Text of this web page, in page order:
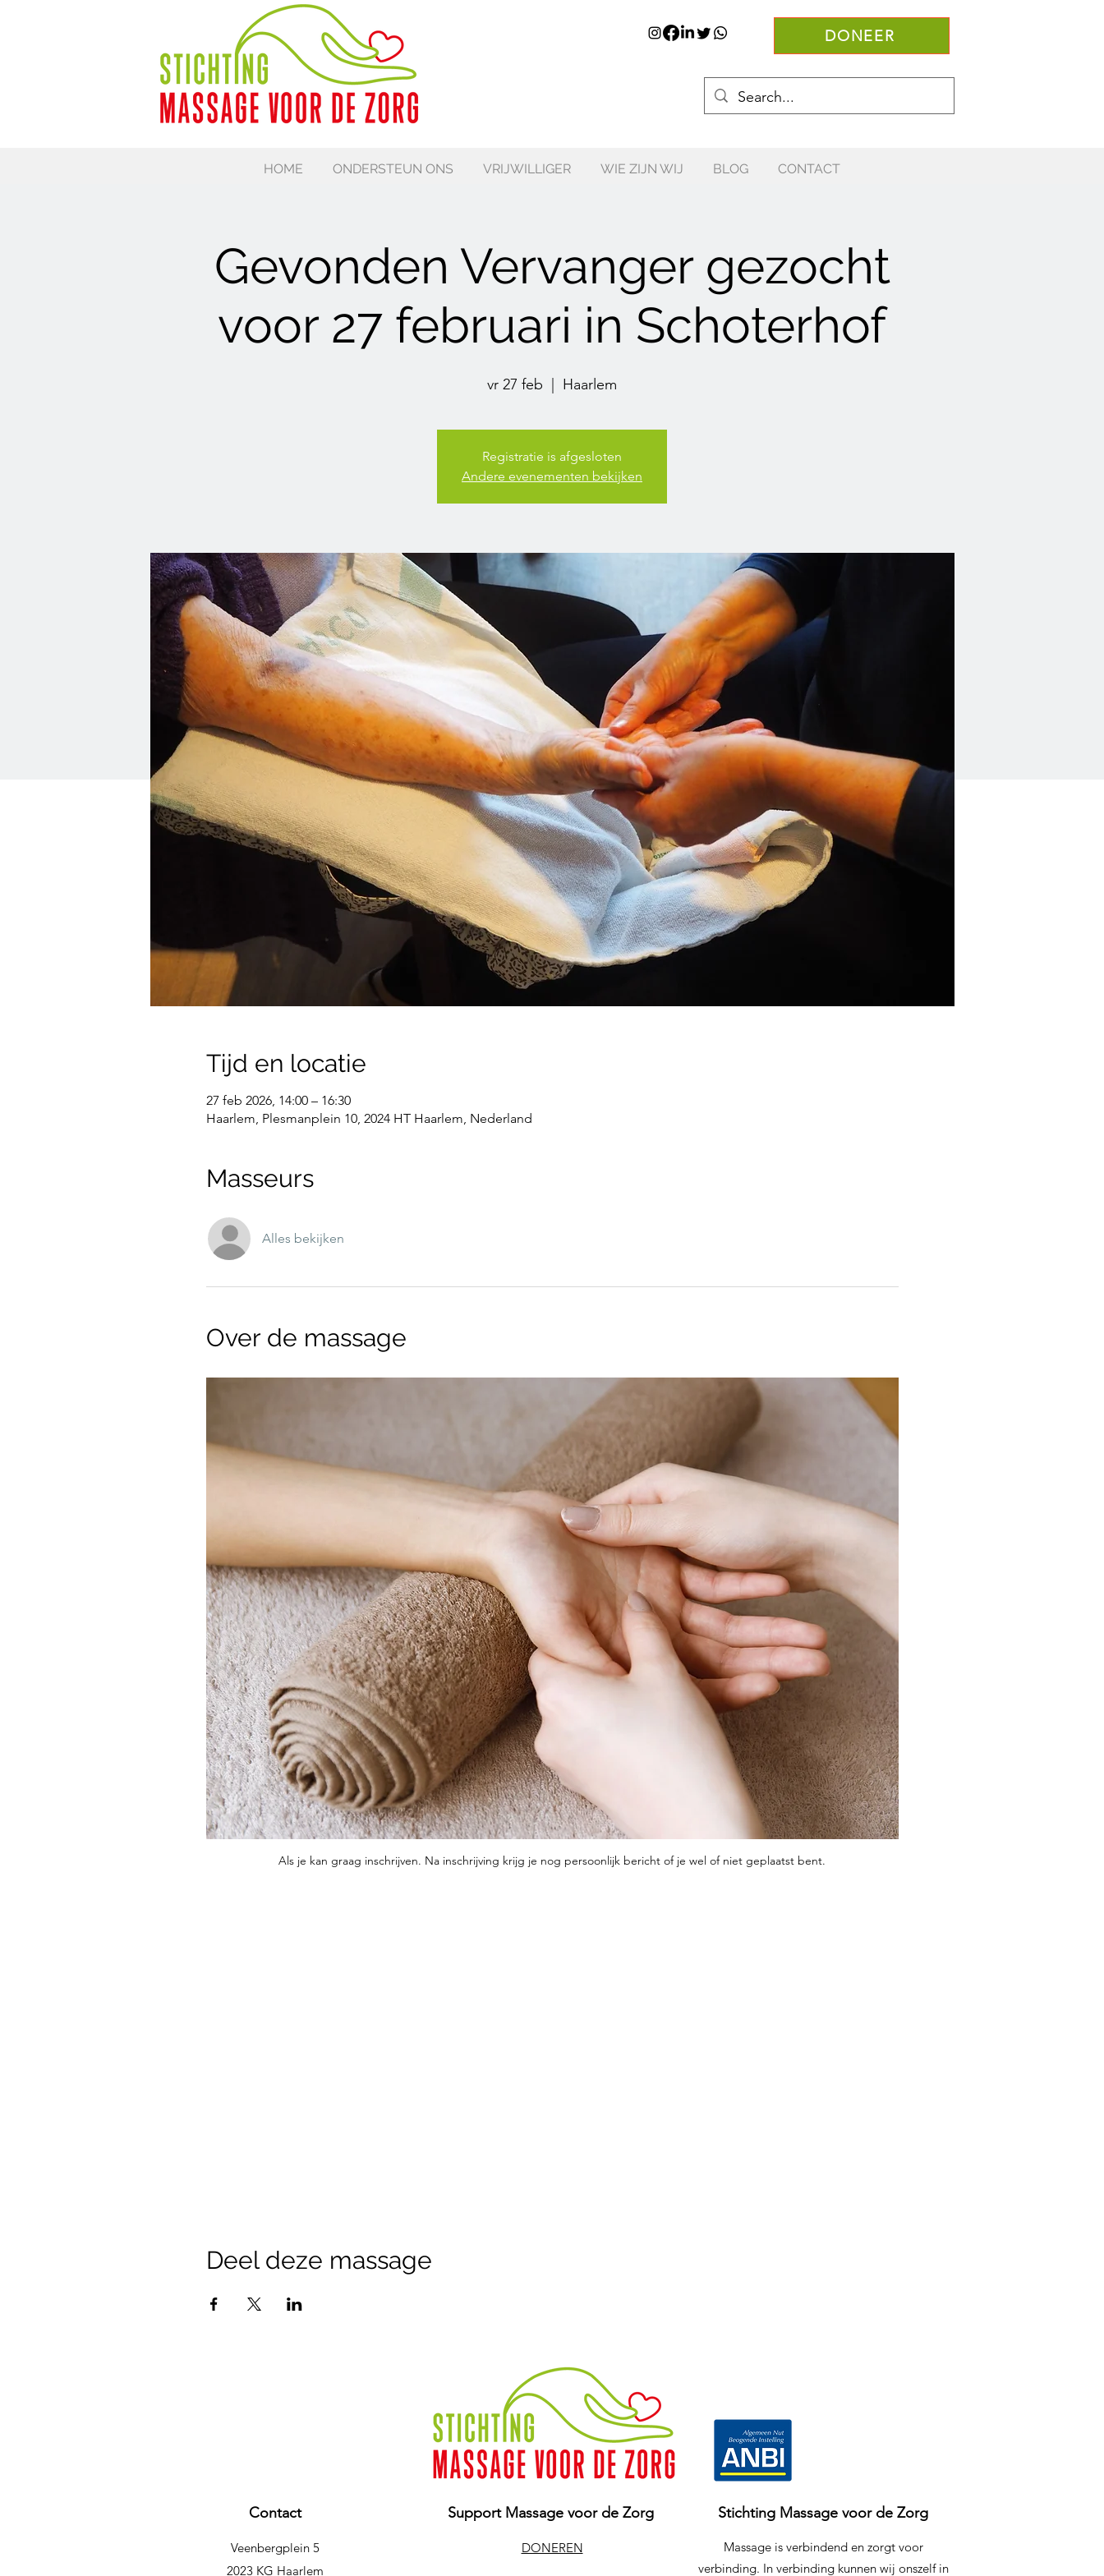
HOME ONDERSTEUN ONS VRIJWILLIGER WIE ZIJN WIJ BLOG CONTACT
DONEER
Gevonden Vervanger gezocht
voor 27 februari in Schoterhof
vr 27 feb Haarlem
Registratie is afgesloten
Andere evenementen bekijken
Tijd en locatie
27 feb 2026, 14:00 – 16:30
Haarlem, Plesmanplein 10, 2024 HT Haarlem, Nederland
Masseurs
Alles bekijken
Over de massage
Als je kan graag inschrijven. Na inschrijving krijg je nog persoonlijk bericht of je wel of niet geplaatst bent.
Deel deze massage
Contact Support Massage voor de Zorg Stichting Massage voor de Zorg
Veenbergplein 5
2023 KG Haarlem
DONEREN
Massage is verbindend en zorgt voor
verbinding. In verbinding kunnen wij onszelf in